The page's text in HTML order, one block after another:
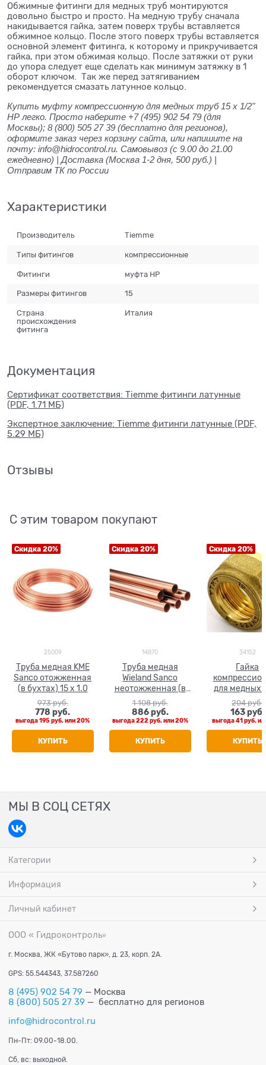
Обжимные фитинги для медных труб монтируются
довольно быстро и просто. На медную трубу сначала
накидывается гайка, затем поверх трубы вставляется
обжимное кольцо. После этого поверх трубы вставляется
основной элемент фитинга, к которому и прикручивается
гайка, при этом обжимая кольцо. После затяжки от руки
до упора следует еще сделать как минимум затяжку в 1
оборот ключом. Так же перед затягиванием
рекомендуется смазать латунное кольцо.
Купить муфту компрессионную для медных труб 15 x 1/2"
НР легко. Просто наберите +7 (495) 902 54 79 (для
Москвы); 8 (800) 505 27 39 (бесплатно для регионов),
оформите заказ через корзину сайта, или напишите на
почту: info@hidrocontrol.ru. Самовывоз (с 9.00 до 21.00
ежедневно) | Доставка (Москва 1-2 дня, 500 руб.) |
Отправим ТК по России
Характеристики
Производитель Tiemme
Типы фитингов компрессионные
Фитинги муфта НР
Размеры фитингов 15
Страна
происхождения
фитинга
Италия
Документация
Сертификат соответствия: Tiemme фитинги латунные
(PDF, 1.71 МБ)
Экспертное заключение: Tiemme фитинги латунные (PDF,
5.29 МБ)
Отзывы
С этим товаром покупают
Скидка 20%
25009
Труба медная KME
Sanco отожженная
(в бухтах) 15 x 1.0
973 руб.
778 руб.
выгода195 руб.или20%
КУПИТЬ
Скидка 20%
14870
Труба медная
Wieland Sanco
неотожженная (в
штанге 5 м) 15 x 1.0
1 108 руб.
886 руб.
выгода222 руб.или20%
КУПИТЬ
Скидка 20%
34152
Гайка
для медных
Tiemme
204 руб.
163 руб.
выгода41 руб.
КУПИТЬ
МЫ В СОЦ СЕТЯХ
Категории
Информация
Личный кабинет
ООО « Гидроконтроль»
г. Москва, ЖК «Бутово парк», д. 23, корп. 2А.
GPS: 55.544343, 37.587260
8 (495) 902 54 79 — Москва
8 (800) 505 27 39 — бесплатно для регионов
info@hidrocontrol.ru
Пн-Пт: 09.00-18.00.
Сб, вс: выходной.